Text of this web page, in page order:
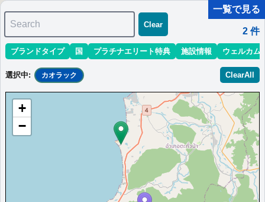
マリオット最新情報ホテル情報(アジア)ホテル特典攻略
1 - 2 件 / 全 2 件
並び替え 開業時期 エリア 地域
カーサ・デ・ラ・フローラ・カオラック・
ファンガー・ア・メンバー・オブ・デザイ
At Casa de La Flora we blend privacy peace beauty nature
一覧で見る
Search
Clear
2 件
ブランドタイプ 国 プラチナエリート特典 施設情報 ウェルカム
選択中: カオラック ClearAll
+
−